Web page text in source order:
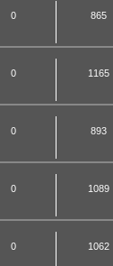
0 865
0 1165
0 893
0 1089
0 1062